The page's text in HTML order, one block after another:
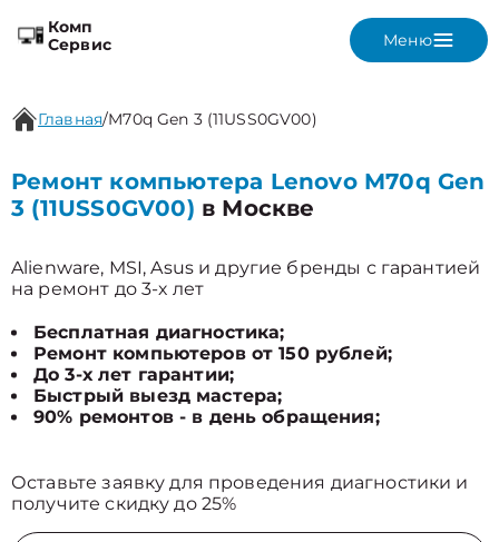
Комп
Сервис
Меню
Главная/M70q Gen 3 (11USS0GV00)
Ремонт компьютера Lenovo M70q Gen
3 (11USS0GV00) в Москве
Alienware, MSI, Asus и другие бренды с гарантией
на ремонт до 3-х лет
Бесплатная диагностика;
Ремонт компьютеров от 150 рублей;
До 3-х лет гарантии;
Быстрый выезд мастера;
90% ремонтов - в день обращения;
Оставьте заявку для проведения диагностики и
получите скидку до 25%